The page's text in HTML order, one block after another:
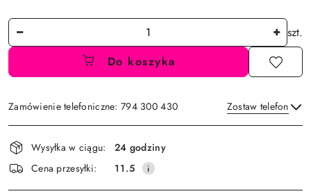
Ilość
szt.
Do koszyka
Zamówienie telefoniczne: 794 300 430 Zostaw telefon
Wyślij
Dostępność
i
dostawa
Wysyłka w ciągu:
24 godziny
Cena przesyłki:
11.5